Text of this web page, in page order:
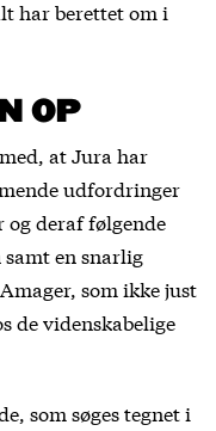
har berettet om i
OP
at Jura har
udfordringer
og deraf følgende
en snarlig
som ikke just
de videnskabelige
som søges tegnet i